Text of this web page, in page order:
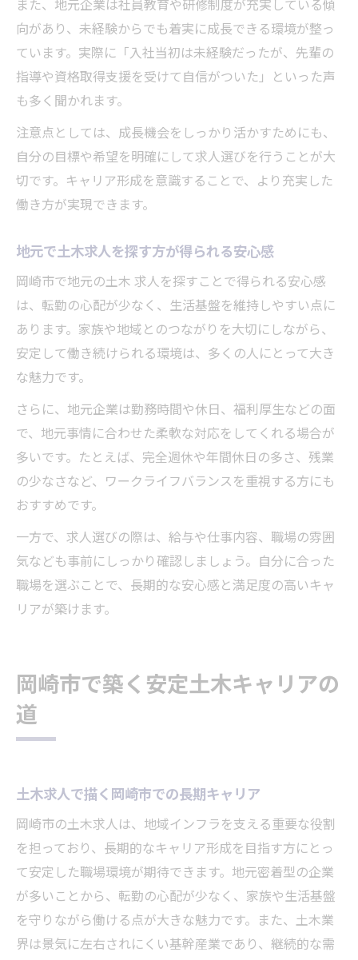
また、地元企業は社員教育や研修制度が充実している傾
向があり、未経験からでも着実に成長できる環境が整っ
ています。実際に「入社当初は未経験だったが、先輩の
指導や資格取得支援を受けて自信がついた」といった声
も多く聞かれます。
注意点としては、成長機会をしっかり活かすためにも、
自分の目標や希望を明確にして求人選びを行うことが大
切です。キャリア形成を意識することで、より充実した
働き方が実現できます。
地元で土木求人を探す方が得られる安心感
岡崎市で地元の土木 求人を探すことで得られる安心感
は、転勤の心配が少なく、生活基盤を維持しやすい点に
あります。家族や地域とのつながりを大切にしながら、
安定して働き続けられる環境は、多くの人にとって大き
な魅力です。
さらに、地元企業は勤務時間や休日、福利厚生などの面
で、地元事情に合わせた柔軟な対応をしてくれる場合が
多いです。たとえば、完全週休や年間休日の多さ、残業
の少なさなど、ワークライフバランスを重視する方にも
おすすめです。
一方で、求人選びの際は、給与や仕事内容、職場の雰囲
気なども事前にしっかり確認しましょう。自分に合った
職場を選ぶことで、長期的な安心感と満足度の高いキャ
リアが築けます。
岡崎市で築く安定土木キャリアの
道
土木求人で描く岡崎市での長期キャリア
岡崎市の土木求人は、地域インフラを支える重要な役割
を担っており、長期的なキャリア形成を目指す方にとっ
て安定した職場環境が期待できます。地元密着型の企業
が多いことから、転勤の心配が少なく、家族や生活基盤
を守りながら働ける点が大きな魅力です。また、土木業
界は景気に左右されにくい基幹産業であり、継続的な需